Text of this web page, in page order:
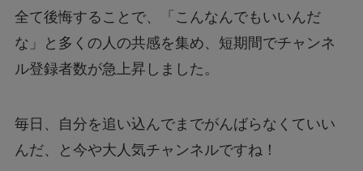
全て後悔することで、「こんなんでもいいんだ
な」と多くの人の共感を集め、短期間でチャンネ
ル登録者数が急上昇しました。
毎日、自分を追い込んでまでがんばらなくていい
んだ、と今や大人気チャンネルですね！